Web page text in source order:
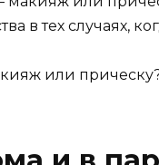
в тех случаях,